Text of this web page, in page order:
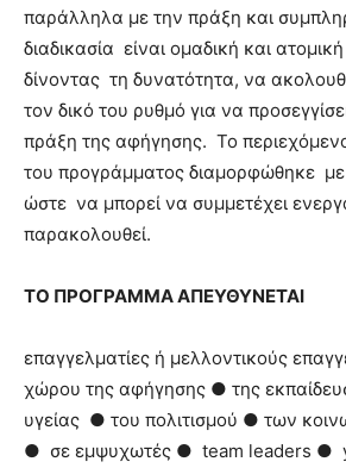
παράλληλα με την πράξη και
διαδικασία είναι ομαδική και
δίνοντας τη δυνατότητα, να
τον δικό του ρυθμό για να
πράξη της αφήγησης. Το
του προγράμματος διαμορφώθηκε με
ώστε να μπορεί να συμμετέχει
παρακολουθεί.
ΤΟ ΠΡΟΓΡΑΜΜΑ ΑΠΕΥΘΥΝΕΤΑΙ
επαγγελματίες ή μελλοντικούς
χώρου της αφήγησης ● της
υγείας ● του πολιτισμού ● των
● σε εμψυχωτές ● team leaders ●